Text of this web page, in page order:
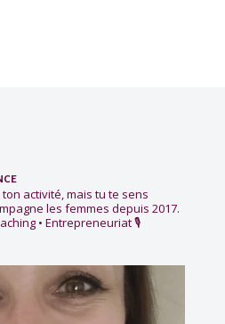
activité, mais tu te sens
les femmes depuis 2017.
• Entrepreneuriat🎙️